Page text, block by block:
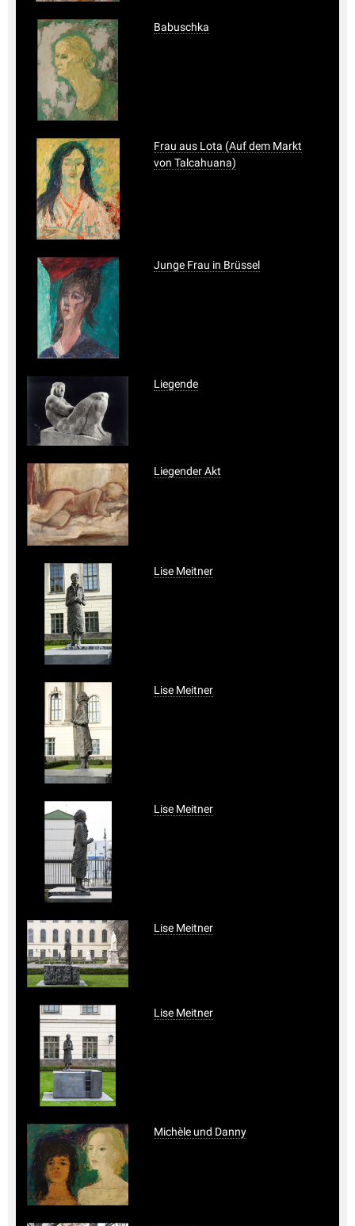
Babuschka
Frau aus Lota (Auf dem Markt
von Talcahuana)
Junge Frau in Brüssel
Liegende
Liegender Akt
Lise Meitner
Lise Meitner
Lise Meitner
Lise Meitner
Lise Meitner
Michèle und Danny